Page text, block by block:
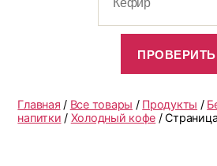
Главная / Все товары / Продукты /
напитки / Холодный кофе /